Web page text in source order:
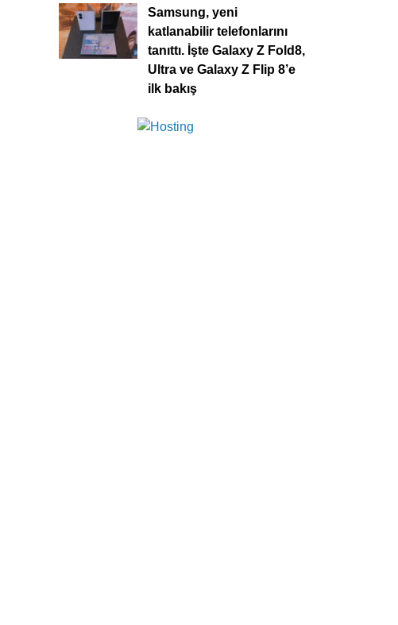
Samsung, yeni
katlanabilir telefonlarını
tanıttı. İşte Galaxy Z Fold8,
Ultra ve Galaxy Z Flip 8’e
ilk bakış